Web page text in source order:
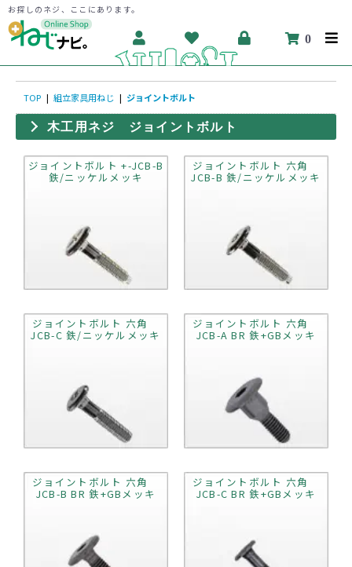
お探しのネジ、ここにあります。
0
TOP | 組立家具用ねじ | ジョイントボルト
木工用ネジ ジョイントボルト
ジョイントボルト +-JCB-B
鉄/ニッケルメッキ
ジョイントボルト 六角
JCB-B 鉄/ニッケルメッキ
ジョイントボルト 六角
JCB-C 鉄/ニッケルメッキ
ジョイントボルト 六角
JCB-A BR 鉄+GBメッキ
ジョイントボルト 六角
JCB-B BR 鉄+GBメッキ
ジョイントボルト 六角
JCB-C BR 鉄+GBメッキ